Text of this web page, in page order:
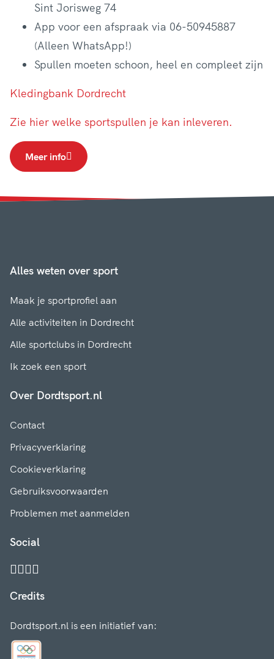
Sint Jorisweg 74
App voor een afspraak via 06-50945887
(Alleen WhatsApp!)
Spullen moeten schoon, heel en compleet zijn
Kledingbank Dordrecht
Zie hier welke sportspullen je kan inleveren.
Meer info
Alles weten over sport
Maak je sportprofiel aan
Alle activiteiten in Dordrecht
Alle sportclubs in Dordrecht
Ik zoek een sport
Over Dordtsport.nl
Contact
Privacyverklaring
Cookieverklaring
Gebruiksvoorwaarden
Problemen met aanmelden
Social
Credits
Dordtsport.nl is een initiatief van: